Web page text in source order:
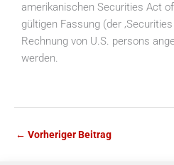
amerikanischen Securities Act
gültigen Fassung (der
Rechnung von U.S. persons
werden.
← Vorheriger Beitrag